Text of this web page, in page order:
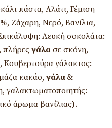
πάστα, Αλάτι, Γέμιση
Ζάχαρη, Νερό, Βανίλια,
Λευκή σοκολάτα:
πλήρες γάλασε σκόνη,
, Κουβερτούρα γάλακτος:
κακάο, γάλα &
γαλακτωματοποιητής:
άρωμα βανίλιας).